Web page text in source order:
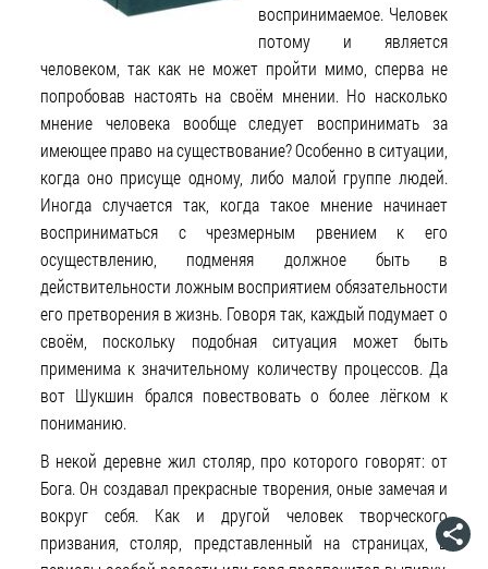
воспринимаемое. Человек
потому и является
человеком, так как не может пройти мимо, сперва не
попробовав настоять на своём мнении. Но насколько
мнение человека вообще следует воспринимать за
имеющее право на существование? Особенно в ситуации,
когда оно присуще одному, либо малой группе людей.
Иногда случается так, когда такое мнение начинает
восприниматься с чрезмерным рвением к его
осуществлению, подменяя должное быть в
действительности ложным восприятием обязательности
его претворения в жизнь. Говоря так, каждый подумает о
своём, поскольку подобная ситуация может быть
применима к значительному количеству процессов. Да
вот Шукшин брался повествовать о более лёгком к
пониманию.
В некой деревне жил столяр, про которого говорят: от
Бога. Он создавал прекрасные творения, оные замечая и
вокруг себя. Как и другой человек творческого
призвания, столяр, представленный на страницах, в